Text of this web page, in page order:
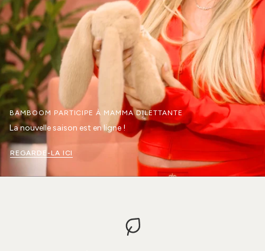
BAMBOOM PARTICIPE À MAMMA DILETTANTE
La nouvelle saison est en ligne !
REGARDE-LA ICI